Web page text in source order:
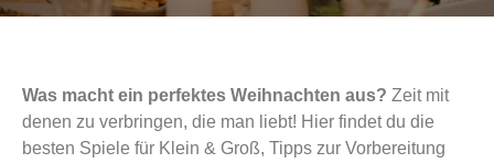
Was macht ein perfektes Weihnachten aus? Zeit mit
denen zu verbringen, die man liebt! Hier findet du die
besten Spiele für Klein & Groß, Tipps zur Vorbereitung